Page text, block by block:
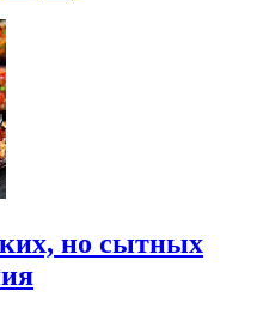
но сытных